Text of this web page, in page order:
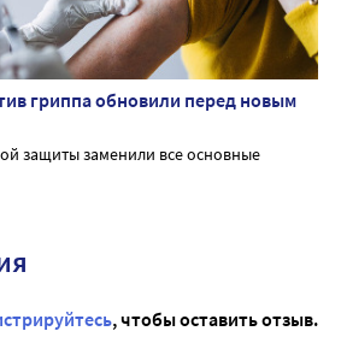
гриппа обновили перед новым
защиты заменили все основные
, чтобы оставить отзыв.